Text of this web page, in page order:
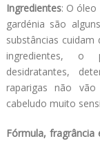
Ingredientes: O
gardénia são
substâncias
ingredientes, o
desidratantes,
raparigas não
cabeludo muito
Fórmula, fragrância